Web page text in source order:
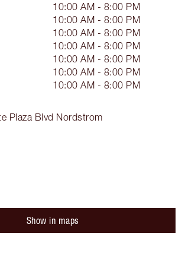
Plaza Blvd Nordstrom
10:00 AM - 8:00 PM
10:00 AM - 8:00 PM
10:00 AM - 8:00 PM
10:00 AM - 8:00 PM
10:00 AM - 8:00 PM
10:00 AM - 8:00 PM
10:00 AM - 8:00 PM
Show in maps